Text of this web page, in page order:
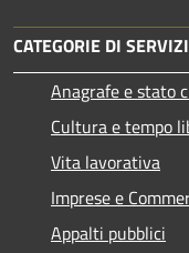
CATEGORIE DI
Anagrafe e stato
Cultura e tempo
Vita lavorativa
Imprese e
Appalti pubblici